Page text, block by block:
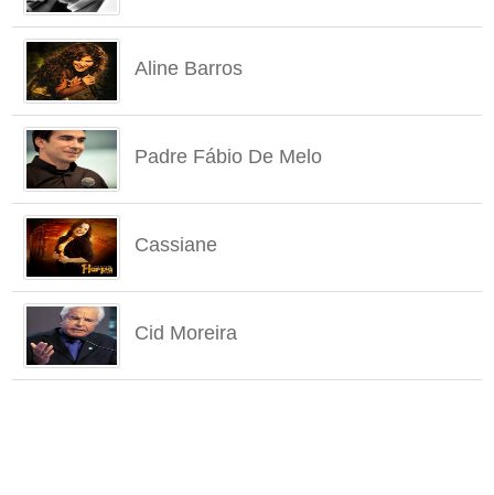
Aline Barros
Padre Fábio De Melo
Cassiane
Cid Moreira